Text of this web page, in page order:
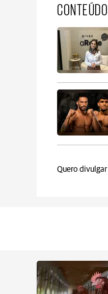
Quero divulgar